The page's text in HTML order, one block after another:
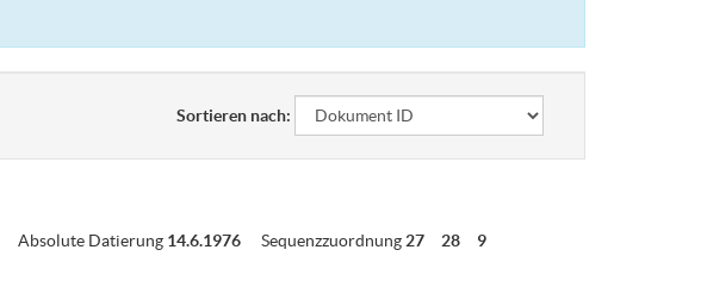
Sortieren nach:
Absolute Datierung 14.6.1976 Sequenzzuordnung 27 28
9